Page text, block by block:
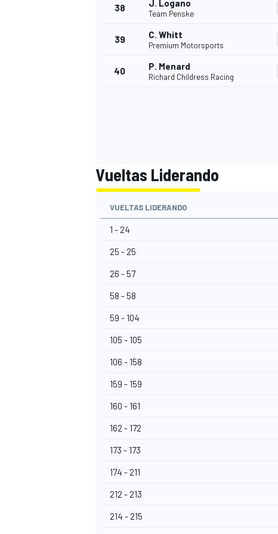
38 J. Logano
Team Penske
39 C. Whitt
Premium Motorsports
40 P. Menard
Richard Childress Racing
Vueltas Liderando
VUELTAS LIDERANDO
1 - 24
25 - 25
26 - 57
58 - 58
59 - 104
105 - 105
106 - 158
159 - 159
160 - 161
162 - 172
173 - 173
174 - 211
212 - 213
214 - 215